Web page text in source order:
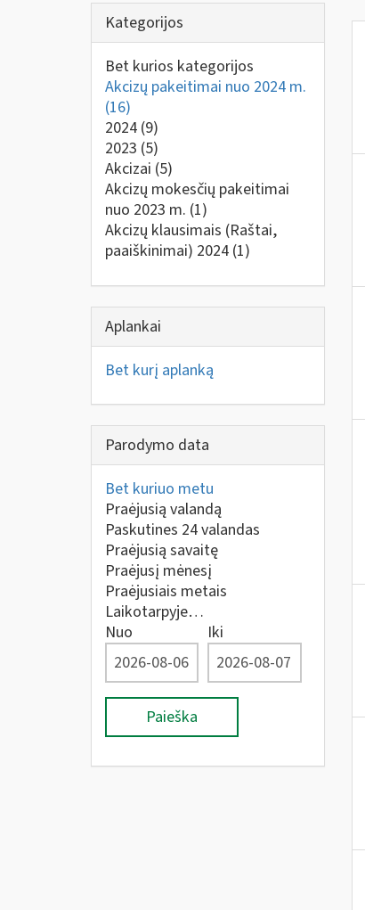
Kategorijos
Bet kurios kategorijos
Akcizų pakeitimai nuo 2024 m.
(16)
2024 (9)
2023 (5)
Akcizai (5)
Akcizų mokesčių pakeitimai
nuo 2023 m. (1)
Akcizų klausimais (Raštai,
paaiškinimai) 2024 (1)
Aplankai
Bet kurį aplanką
Parodymo data
Bet kuriuo metu
Praėjusią valandą
Paskutines 24 valandas
Praėjusią savaitę
Praėjusį mėnesį
Praėjusiais metais
Laikotarpyje…
Nuo
Iki
Paieška